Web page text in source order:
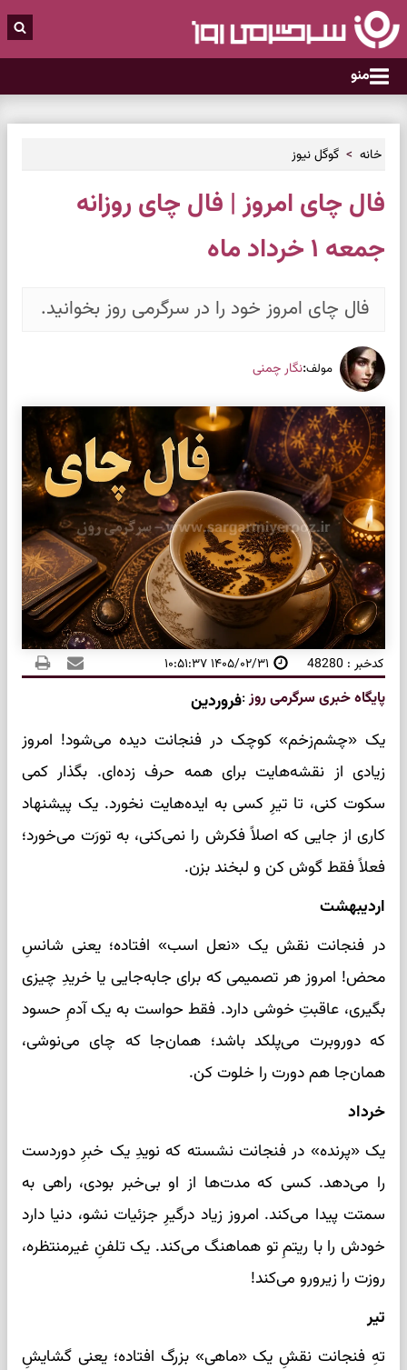
منو
خانه گوگل نیوز
فال چای امروز | فال چای روزانه
جمعه ۱ خرداد ماه
فال چای امروز خود را در سرگرمی روز بخوانید.
مولف:نگار چمنی
کدخبر : 48280 ۱۴۰۵/۰۲/۳۱ ۱۰:۵۱:۳۷
پایگاه خبری سرگرمی روز:فروردین
یک «چشم‌زخم» کوچک در فنجانت دیده می‌شود! امروز
زیادی از نقشه‌هایت برای همه حرف زده‌ای. بگذار کمی
سکوت کنی، تا تیرِ کسی به ایده‌هایت نخورد. یک پیشنهاد
کاری از جایی که اصلاً فکرش را نمی‌کنی، به تورَت می‌خورد؛
فعلاً فقط گوش کن و لبخند بزن.
اردیبهشت
در فنجانت نقش یک «نعل اسب» افتاده؛ یعنی شانسِ
محض! امروز هر تصمیمی که برای جابه‌جایی یا خریدِ چیزی
بگیری، عاقبتِ خوشی دارد. فقط حواست به یک آدمِ حسود
که دوروبرت می‌پلکد باشد؛ همان‌جا که چای می‌نوشی،
همان‌جا هم دورت را خلوت کن.
خرداد
یک «پرنده» در فنجانت نشسته که نویدِ یک خبرِ دوردست
را می‌دهد. کسی که مدت‌ها از او بی‌خبر بودی، راهی به
سمتت پیدا می‌کند. امروز زیاد درگیرِ جزئیات نشو، دنیا دارد
خودش را با ریتمِ تو هماهنگ می‌کند. یک تلفنِ غیرمنتظره،
روزت را زیرورو می‌کند!
تیر
تهِ فنجانت نقشِ یک «ماهی» بزرگ افتاده؛ یعنی گشایشِ